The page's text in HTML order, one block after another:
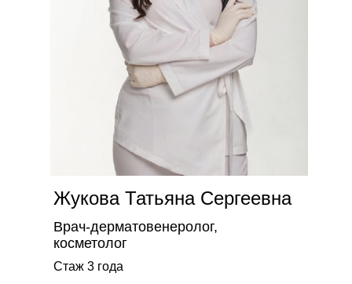
Стаж 3 года
Врач-дерматовенеролог,
косметолог
Жукова Татьяна Сергеевна